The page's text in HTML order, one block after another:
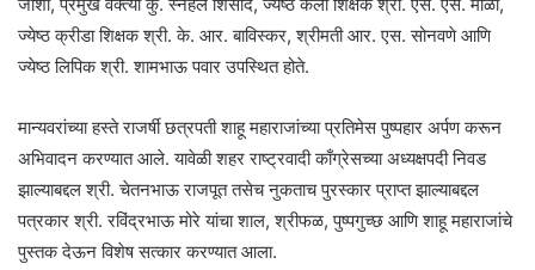
ज्येष्ठ क्रीडा शिक्षक श्री. के. आर. बाविस्कर, श्रीमती आर. एस. सोनवणे आणि
ज्येष्ठ लिपिक श्री. शामभाऊ पवार उपस्थित होते.
मान्यवरांच्या हस्ते राजर्षी छत्रपती शाहू महाराजांच्या प्रतिमेस पुष्पहार अर्पण करून
अभिवादन करण्यात आले. यावेळी शहर राष्ट्रवादी काँग्रेसच्या अध्यक्षपदी निवड
झाल्याबद्दल श्री. चेतनभाऊ राजपूत तसेच नुकताच पुरस्कार प्राप्त झाल्याबद्दल
पत्रकार श्री. रविंद्रभाऊ मोरे यांचा शाल, श्रीफळ, पुष्पगुच्छ आणि शाहू महाराजांचे
पुस्तक देऊन विशेष सत्कार करण्यात आला.